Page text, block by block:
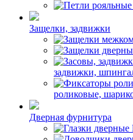
Защелки, задвижки
задвижки,
роликовые,
Дверная фурнитура